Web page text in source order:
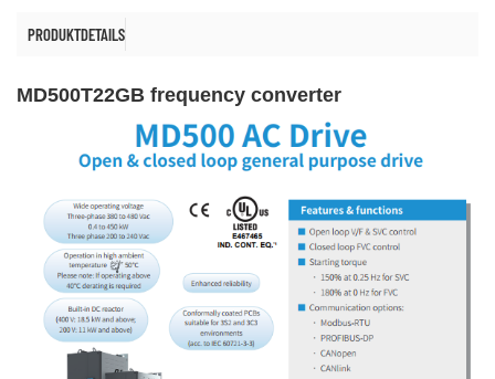
PRODUKTDETAILS
MD500T22GB frequency converter